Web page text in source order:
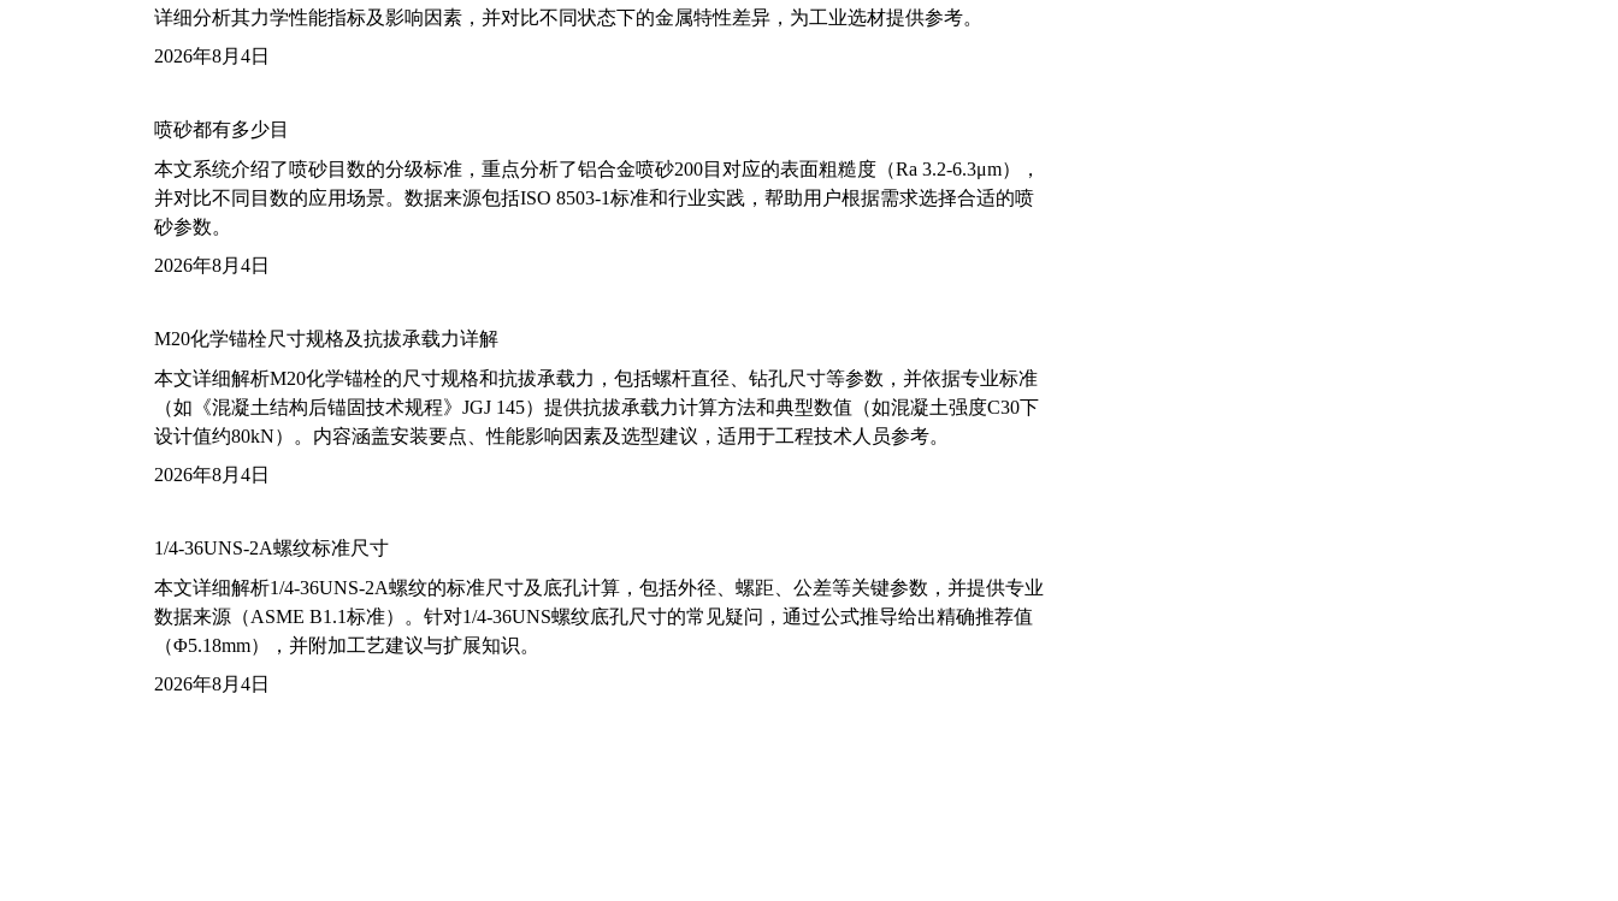
详细分析其力学性能指标及影响因素，并对比不同状态下的金属特性差异，为工业选材提供参考。
2026年8月4日
喷砂都有多少目
本文系统介绍了喷砂目数的分级标准，重点分析了铝合金喷砂200目对应的表面粗糙度（Ra 3.2-6.3μm），
并对比不同目数的应用场景。数据来源包括ISO 8503-1标准和行业实践，帮助用户根据需求选择合适的喷
砂参数。
2026年8月4日
M20化学锚栓尺寸规格及抗拔承载力详解
本文详细解析M20化学锚栓的尺寸规格和抗拔承载力，包括螺杆直径、钻孔尺寸等参数，并依据专业标准
（如《混凝土结构后锚固技术规程》JGJ 145）提供抗拔承载力计算方法和典型数值（如混凝土强度C30下
设计值约80kN）。内容涵盖安装要点、性能影响因素及选型建议，适用于工程技术人员参考。
2026年8月4日
1/4-36UNS-2A螺纹标准尺寸
本文详细解析1/4-36UNS-2A螺纹的标准尺寸及底孔计算，包括外径、螺距、公差等关键参数，并提供专业
数据来源（ASME B1.1标准）。针对1/4-36UNS螺纹底孔尺寸的常见疑问，通过公式推导给出精确推荐值
（Φ5.18mm），并附加工艺建议与扩展知识。
2026年8月4日